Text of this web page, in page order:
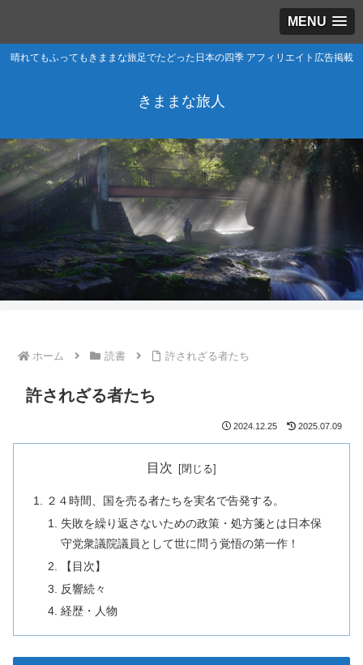
MENU
晴れてもふってもきままな旅足でたどった日本の四季 アフィリエイト広告掲載
きままな旅人
ホーム 読書 許されざる者たち
許されざる者たち
2024.12.25 2025.07.09
目次
２４時間、国を売る者たちを実名で告発する。
失敗を繰り返さないための政策・処方箋とは日本保
守党衆議院議員として世に問う覚悟の第一作！
【目次】
反響続々
経歴・人物